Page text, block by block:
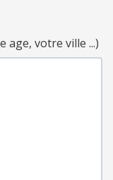
age, votre ville ...)